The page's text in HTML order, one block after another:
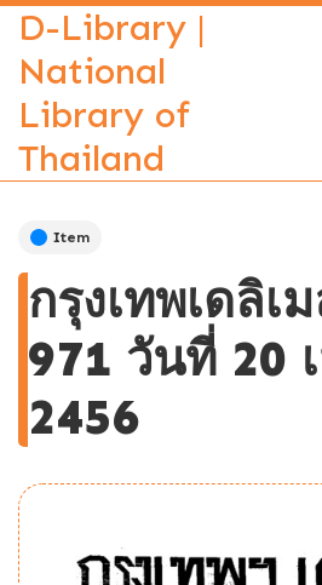
D-Library |
National
Library of
Thailand
Item
กรุงเทพเดลิเ
971 วันที่ 20
2456